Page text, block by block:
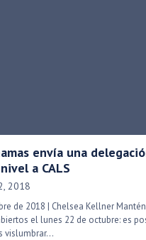
envía una
a CALS
2018
de 2018 | Chelsea Kellner
el lunes 22 de octubre: es
vislumbrar...